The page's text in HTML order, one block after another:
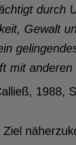
durch
Gewalt
mit anderen
1988,